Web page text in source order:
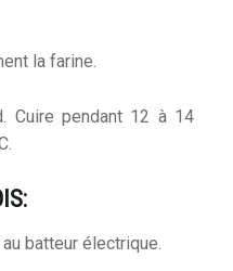
la farine.
Cuire pendant 12 à 14
batteur électrique.